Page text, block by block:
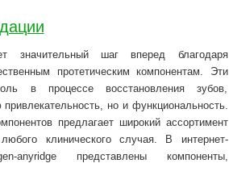
значительный шаг вперед благодаря
протетическим компонентам. Эти
в процессе восстановления зубов,
но и функциональность.
предлагает широкий ассортимент
клинического случая. В интернет-
anyridge представлены компоненты,